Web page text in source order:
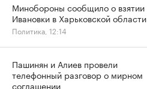
Минобороны сообщило о взятии
Ивановки в Харьковской области
Политика, 12:14
Пашинян и Алиев провели
телефонный разговор о мирном
соглашении